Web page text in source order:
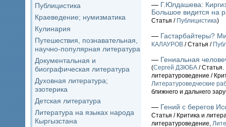
Публицистика
Краеведение; нумизматика
Кулинария
Путешествия, познавательная,
научно-популярная литература
Документальная и
биографическая литература
Духовная литература;
эзотерика
Детская литература
Литература на языках народа
Кыргызстана
— Г.Юлдашева:
Большое видится на
Статья / Публицистика)
— Гастарбайтеры?
КАЛАУРОВ / Статья /
— Гениальная
(Сергей ДЗЮБА / Статья.
литературоведение /
Литературоведческие
ближнего и дальнего
— Гений с берегов
Статья / Критика и
литературоведение,